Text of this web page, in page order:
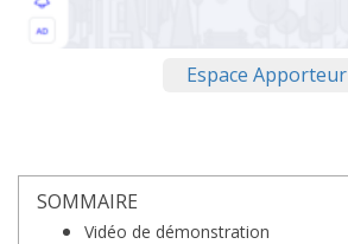
Espace Apporteur
SOMMAIRE
Vidéo de démonstration